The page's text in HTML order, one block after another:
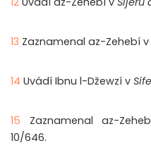
13 Zaznamenal az-Zehebí v
14 Uvádí Ibnu l-Džewzí v
15 Zaznamenal az-
10/646.